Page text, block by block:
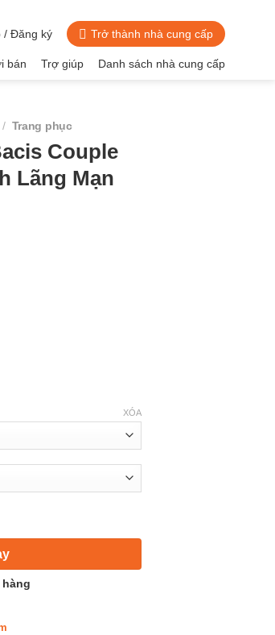
/ Đăng ký Trở thành nhà cung cấp
bán Trợ giúp Danh sách nhà cung cấp
/ Trang phục
Couple
Lãng Mạn
XÓA
Giãn Theo Cách Lãng Mạn số lượng
hàng